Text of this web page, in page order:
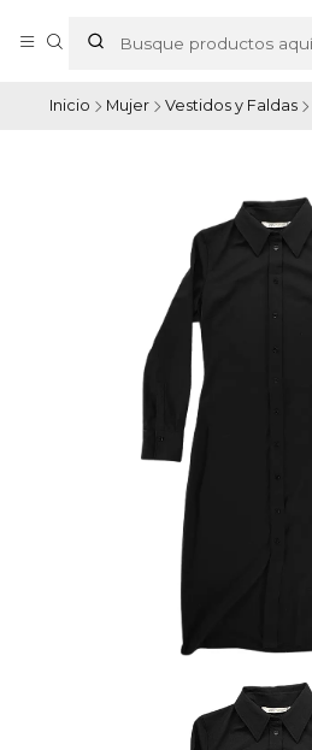
Inicio Mujer Vestidos y Faldas